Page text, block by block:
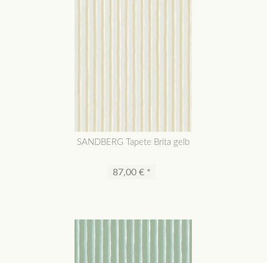
SANDBERG Tapete Brita gelb
87,00 € *